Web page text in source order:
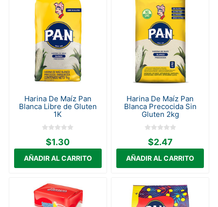
Harina De Maíz Pan
Blanca Libre de Gluten
1K
$1.30
Harina De Maíz Pan
Blanca Precocida Sin
Gluten 2kg
$2.47